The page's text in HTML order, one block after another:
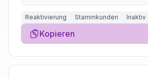
Reaktivierung Stammkunden Inaktiv
Kopieren